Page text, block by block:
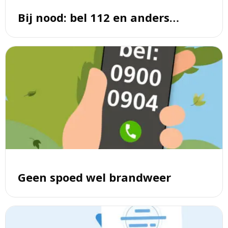
Bij nood: bel 112 en anders…
Geen spoed wel brandweer
Lees
spoed
brandweer
Lees